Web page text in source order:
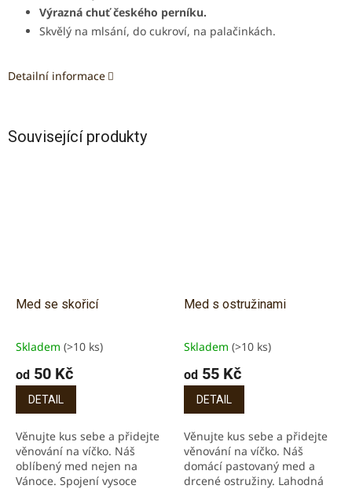
Výrazná chuť českého perníku.
Skvělý na mlsání, do cukroví, na palačinkách.
Detailní informace
Související produkty
Med se skořicí
Průměrné
produktu
5,0
5
hvězdiček.
Skladem (>10 ks)
od 50 Kč
DETAIL
Věnujte kus sebe a přidejte
věnování na víčko. Náš
oblíbený med nejen na
Vánoce. Spojení vysoce
Med s ostružinami
Průměrné
produktu
5,0
5
hvězdiček.
Skladem (>10 ks)
od 55 Kč
DETAIL
Věnujte kus sebe a přidejte
věnování na víčko. Náš
domácí pastovaný med a
drcené ostružiny. Lahodná